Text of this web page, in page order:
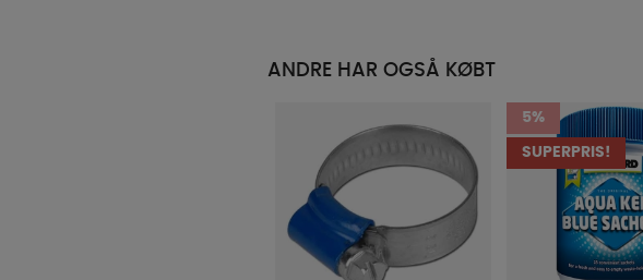
ANDRE HAR OGSÅ KØBT
5%
SUPERPRIS!